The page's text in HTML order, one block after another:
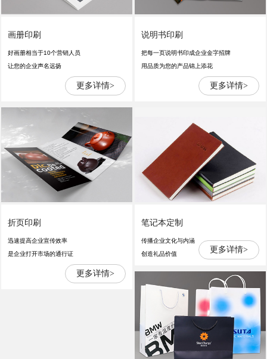
画册印刷
好画册相当于10个营销人员
让您的企业声名远扬
更多详情>
说明书印刷
把每一页说明书印成企业金字招牌
用品质为您的产品锦上添花
更多详情>
折页印刷
迅速提高企业宣传效率
是企业打开市场的通行证
更多详情>
笔记本定制
传播企业文化与内涵
创造礼品价值
更多详情>